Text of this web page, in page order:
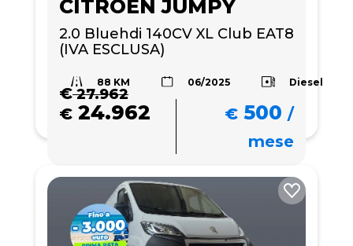
CITROEN JUMPY
2.0 Bluehdi 140CV XL Club EAT8
(IVA ESCLUSA)
88 KM 06/2025 Diesel
€27.962
€ 24.962 € 500 /
mese